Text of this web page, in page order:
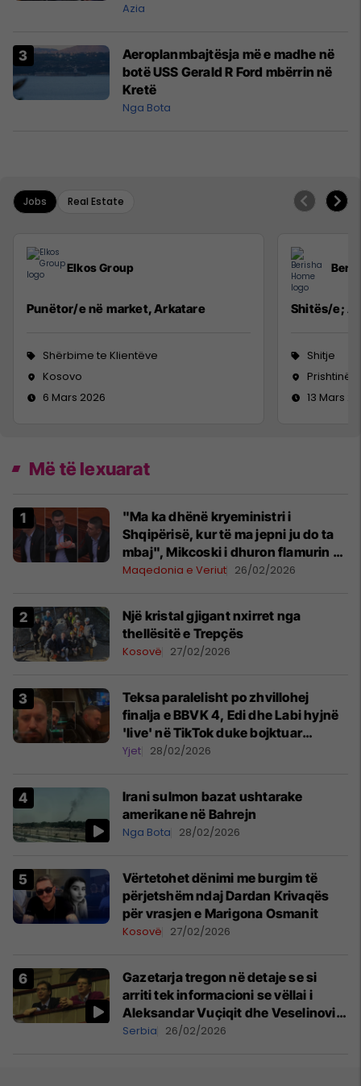
Azia
Aeroplanmbajtësja më e madhe në
botë USS Gerald R Ford mbërrin në
Kretë
Nga Bota
Jobs Real Estate
Elkos Group
Punëtor/e në market, Arkatare
Shërbime te Klientëve
Kosovo
6 Mars 2026
Shitës/e;
Shitje
Prishtinë
13 Mars
Më të lexuarat
"Ma ka dhënë kryeministri i
Shqipërisë, kur të ma jepni ju do ta
mbaj", Mikcoski i dhuron flamurin e
Maqedonisë deputetit Riad Shaqiri
Maqedonia e Veriut 26/02/2026
Një kristal gjigant nxirret nga
thellësitë e Trepçës
Kosovë 27/02/2026
Teksa paralelisht po zhvillohej
finalja e BBVK 4, Edi dhe Labi hyjnë
'live' në TikTok duke bojktuar
mbrëmjen finale
Yjet 28/02/2026
Irani sulmon bazat ushtarake
amerikane në Bahrejn
Nga Bota 28/02/2026
Vërtetohet dënimi me burgim të
përjetshëm ndaj Dardan Krivaqës
për vrasjen e Marigona Osmanit
Kosovë 27/02/2026
Gazetarja tregon në detaje se si
arriti tek informacioni se vëllai i
Aleksandar Vuçiqit dhe Veselinoviq
u bënë miliarderë
Serbia 26/02/2026